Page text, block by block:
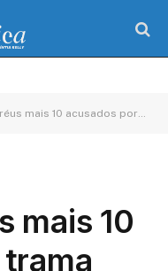
por trama golpista de 2022; duas denúncias foram rejeitadas
mais 10